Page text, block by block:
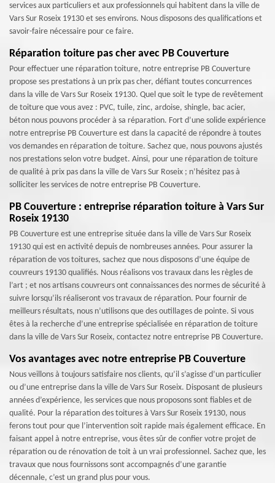
services aux particuliers et aux professionnels qui habitent dans la ville de
Vars Sur Roseix 19130 et ses environs. Nous disposons des qualifications et
savoir-faire nécessaire pour ce faire.
Réparation toiture pas cher avec PB Couverture
Pour effectuer une réparation toiture, notre entreprise PB Couverture
propose ses prestations à un prix pas cher, défiant toutes concurrences
dans la ville de Vars Sur Roseix 19130. Quel que soit le type de revêtement
de toiture que vous avez : PVC, tuile, zinc, ardoise, shingle, bac acier,
béton nous pouvons procéder à sa réparation. Fort d’une solide expérience
notre entreprise PB Couverture est dans la capacité de répondre à toutes
vos demandes en réparation de toiture. Sachez que, nous pouvons ajustés
nos prestations selon votre budget. Ainsi, pour une réparation de toiture
de qualité à prix pas dans la ville de Vars Sur Roseix ; n’hésitez pas à
solliciter les services de notre entreprise PB Couverture.
PB Couverture : entreprise réparation toiture à Vars Sur
Roseix 19130
PB Couverture est une entreprise située dans la ville de Vars Sur Roseix
19130 qui est en activité depuis de nombreuses années. Pour assurer la
réparation de vos toitures, sachez que nous disposons d’une équipe de
couvreurs 19130 qualifiés. Nous réalisons vos travaux dans les règles de
l’art ; et nos artisans couvreurs ont connaissances des normes de sécurité à
suivre lorsqu’ils réaliseront vos travaux de réparation. Pour fournir de
meilleurs résultats, nous n’utilisons que des outillages de pointe. Si vous
êtes à la recherche d’une entreprise spécialisée en réparation de toiture
dans la ville de Vars Sur Roseix, contactez notre entreprise PB Couverture.
Vos avantages avec notre entreprise PB Couverture
Nous veillons à toujours satisfaire nos clients, qu’il s’agisse d’un particulier
ou d’une entreprise dans la ville de Vars Sur Roseix. Disposant de plusieurs
années d’expérience, les services que nous proposons sont fiables et de
qualité. Pour la réparation des toitures à Vars Sur Roseix 19130, nous
ferons tout pour que l’intervention soit rapide mais également efficace. En
faisant appel à notre entreprise, vous êtes sûr de confier votre projet de
réparation ou de rénovation de toit à un vrai professionnel. Sachez que, les
travaux que nous fournissons sont accompagnés d’une garantie
décennale, c’est un grand plus pour vous.